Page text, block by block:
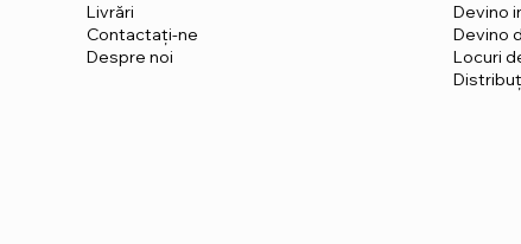
Livrări
Contactaţi-ne
Despre noi
Devino
Devino
Locuri